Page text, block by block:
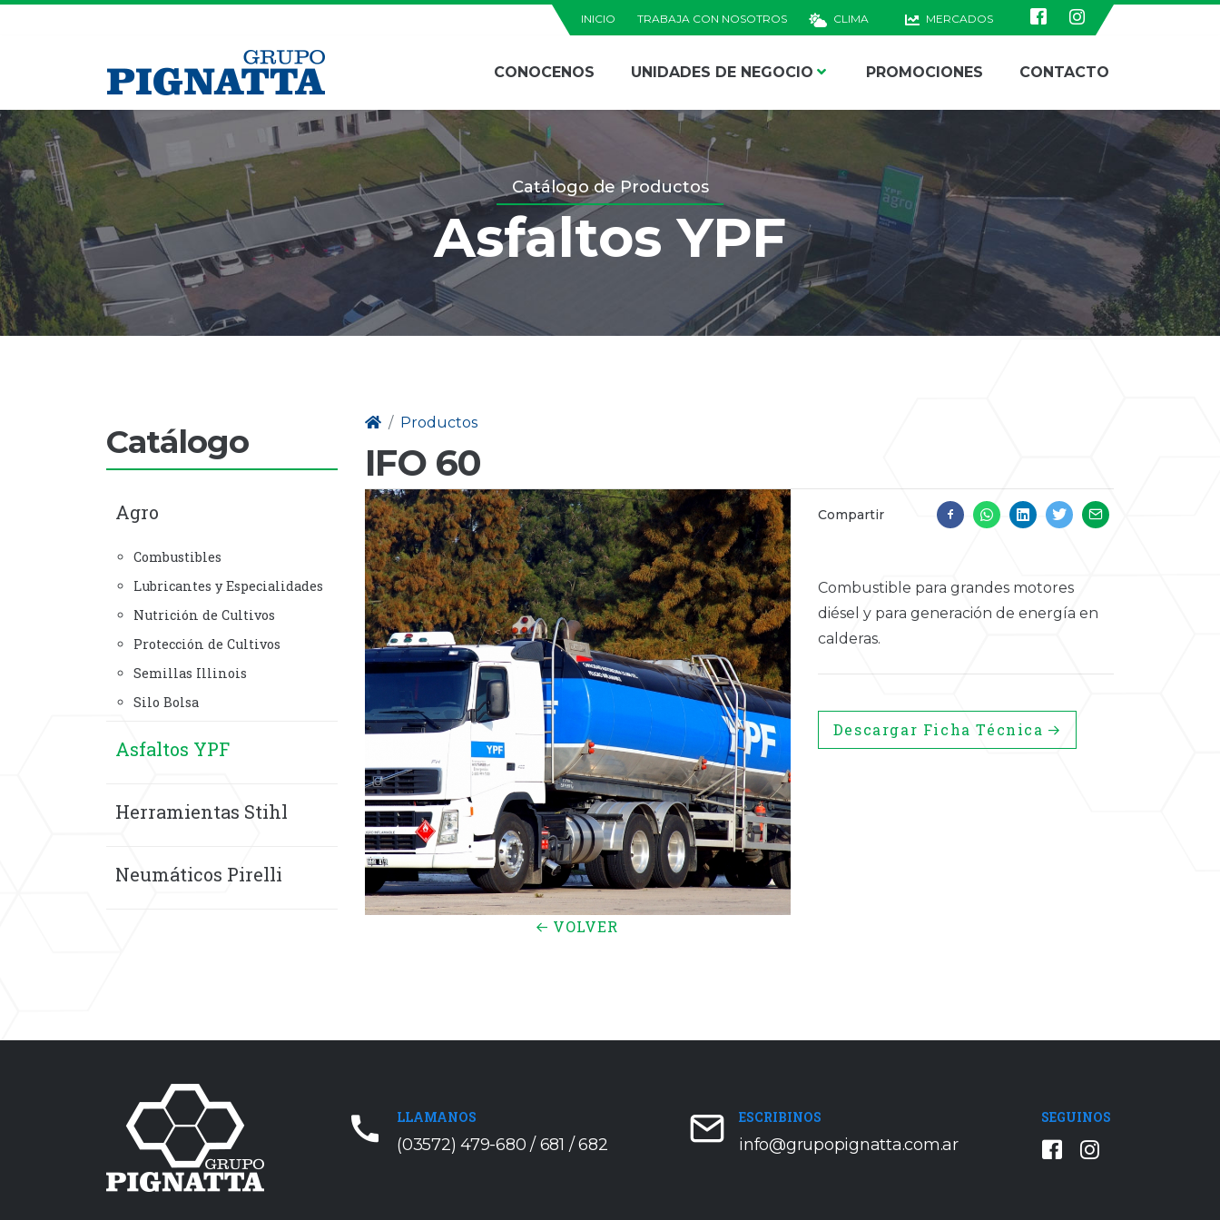
INICIO TRABAJA CON NOSOTROS CLIMA MERCADOS
Grupo Pignatta
CONOCENOS UNIDADES DE NEGOCIO
Estaciones de
servicio
YPF Autopista – Córdoba a Rosario
YPF Autopista – Rosario a Córdoba
Axión Energy Río Segundo
YPF Pilar
PROMOCIONES CONTACTO
Catálogo de Productos
Asfaltos YPF
Productos
IFO 60
VOLVER
Compartir
Combustible para grandes motores
diésel y para generación de energía en
calderas.
Descargar Ficha Técnica
Catálogo
Agro
Combustibles
Lubricantes y Especialidades
Nutrición de Cultivos
Protección de Cultivos
Semillas Illinois
Silo Bolsa
Asfaltos YPF
Herramientas Stihl
Neumáticos Pirelli
LLAMANOS
(03572) 479-680 / 681 / 682
ESCRIBINOS
info@grupopignatta.com.ar
SEGUINOS